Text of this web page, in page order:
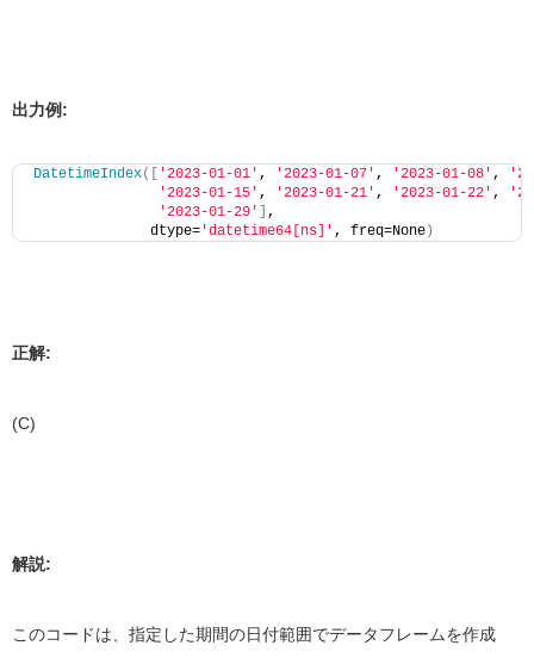
出力例:
DatetimeIndex([ '2023-01-01' , '2023-01-07' , '2023-01-08' ,
'2023-01-15' , '2023-01-21' , '2023-01-22' ,
'2023-01-29'
,
              dtype=
'datetime64[ns]' , freq=None )
正解:
(C)
解説:
このコードは、指定した期間の日付範囲でデータフレームを作成